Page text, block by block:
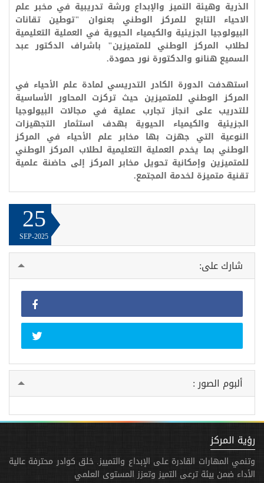
الذرية وهيئة التميز والإبداع ورشة تدريبية في مخبر علم
الاحياء التابع للمركز الوطني بعنوان "توطين تقانات
البيولوجيا الجزيئية والكيمياء الحيوية في العملية التعليمية
لطلاب المركز الوطني للمتميزين" باشراف الدكتور عبد
السميع هنانو والدكتورة نور حمودة.
استهدفت الدورة الكادر التدريسي لمادة علم الأحياء في
المركز الوطني للمتميزين حيث تركزت المحاور الأساسية
للتدريب على انجاز تجارب عملية في مجالات البيولوجيا
الجزيئية والكيمياء الحيوية بهدف استثمار التجهيزات
النوعية التي جهزت بها مخابر علم الأحياء في المركز
الوطني بما يخدم العملية التعليمية لطلاب المركز الوطني
للمتميزين وإمكانية تحويل مخابر المركز إلى حاضنة علمية
تقنية متميزة لخدمة المجتمع.
25
SEP-2025
شارك على:
ألبوم الصور :
رؤية المركز
وتنمي المهارات القادرة على الإبداع والتمييز. خلق كوادر محترفة عالية
الأداء ضمن بيئة ترعى التميز وتعزز المستوى العلمي